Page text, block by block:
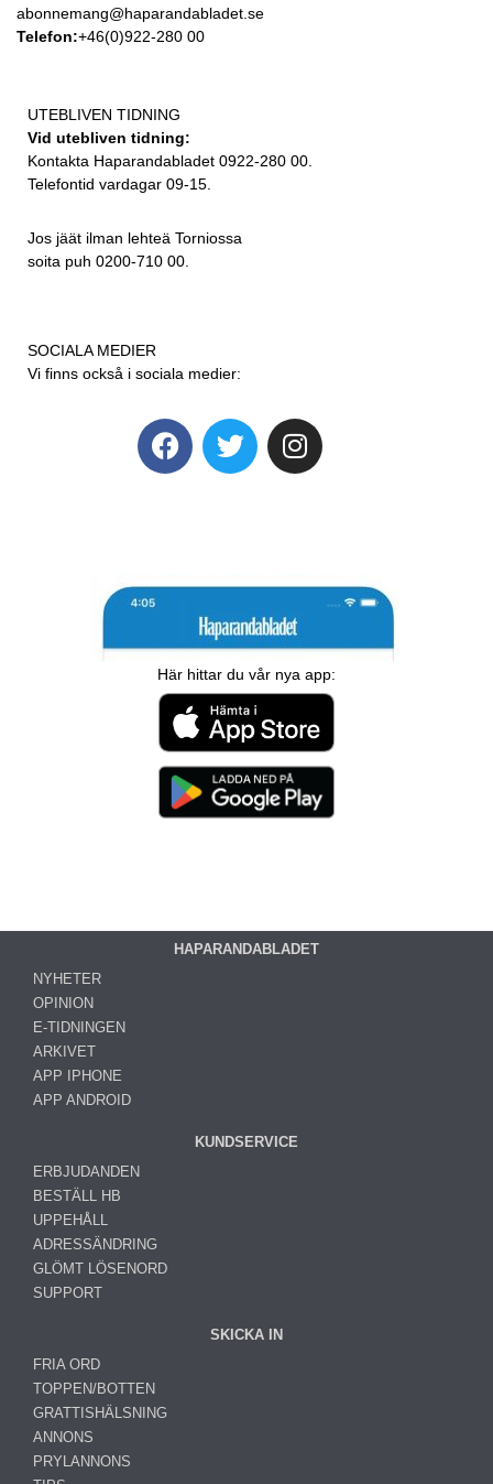
abonnemang@haparandabladet.se
Telefon:+46(0)922-280 00
UTEBLIVEN TIDNING
Vid utebliven tidning:
Kontakta Haparandabladet 0922-280 00.
Telefontid vardagar 09-15.
Jos jäät ilman lehteä Torniossa
soita puh 0200-710 00.
SOCIALA MEDIER
Vi finns också i sociala medier:
Här hittar du vår nya app:
HAPARANDABLADET
NYHETER
OPINION
E-TIDNINGEN
ARKIVET
APP IPHONE
APP ANDROID
KUNDSERVICE
ERBJUDANDEN
BESTÄLL HB
UPPEHÅLL
ADRESSÄNDRING
GLÖMT LÖSENORD
SUPPORT
SKICKA IN
FRIA ORD
TOPPEN/BOTTEN
GRATTISHÄLSNING
ANNONS
PRYLANNONS